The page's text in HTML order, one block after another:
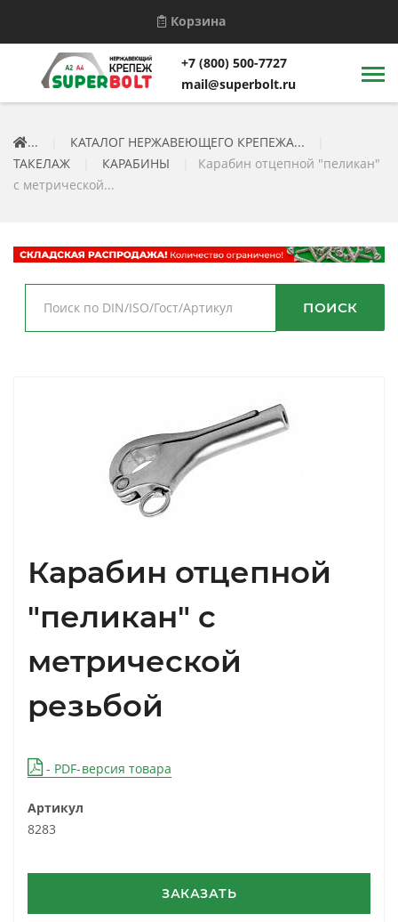
Корзина
+7 (800) 500-7727
mail@superbolt.ru
... КАТАЛОГ НЕРЖАВЕЮЩЕГО КРЕПЕЖА...
ТАКЕЛАЖ
КАРАБИНЫ
Карабин отцепной "пеликан"
с метрической...
ПОИСК
Карабин отцепной
"пеликан" с
метрической
резьбой
- PDF-версия товара
Артикул
8283
ЗАКАЗАТЬ